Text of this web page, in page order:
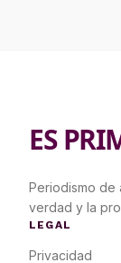
ES
Periodismo de
verdad y la
LEGAL
Privacidad